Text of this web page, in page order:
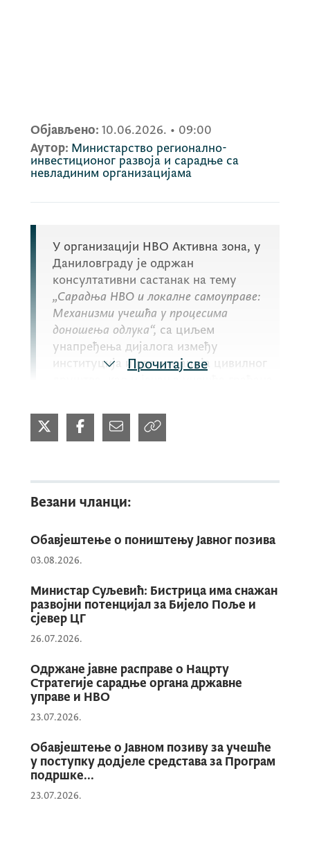
Објављено: 10.06.2026. • 09:00
Аутор: Министарство регионално-
инвестиционог развоја и сарадње са
невладиним организацијама
У организацији НВО Активна зона, у
Даниловграду је одржан
консултативни састанак на тему
„Сарадња НВО и локалне самоуправе:
Механизми учешћа у процесима
доношења одлука“, са циљем
унапређења дијалога између
институција и организација цивилног
локалном нивоу.
Генерална директорица Директората за
невладине организације и политичке
састанак и истакла да квалитетна сарадња
између локалних самоуправа и
представља један од кључних предуслова
за развој отворене, одговорне и
партиципативне управе.
Нагласила је да Министарство регионално-
инвестиционог развоја и сарадње са
невладиним организацијама континуирано
институционалног оквира за сарадњу са
цивилним сектором, те да је, поред
доношења квалитетних прописа, од
посебног значаја њихова досљедна
Прочитај све
Везани чланци:
Обавјештење о поништењу Јавног позива
03.08.2026.
Министар Суљевић: Бистрица има снажан
развојни потенцијал за Бијело Поље и
сјевер ЦГ
26.07.2026.
Одржане јавне расправе о Нацрту
Стратегије сарадње органа државне
управе и НВО
23.07.2026.
Обавјештење о Јавном позиву за учешће
у поступку додјеле средстава за Програм
подршке...
23.07.2026.